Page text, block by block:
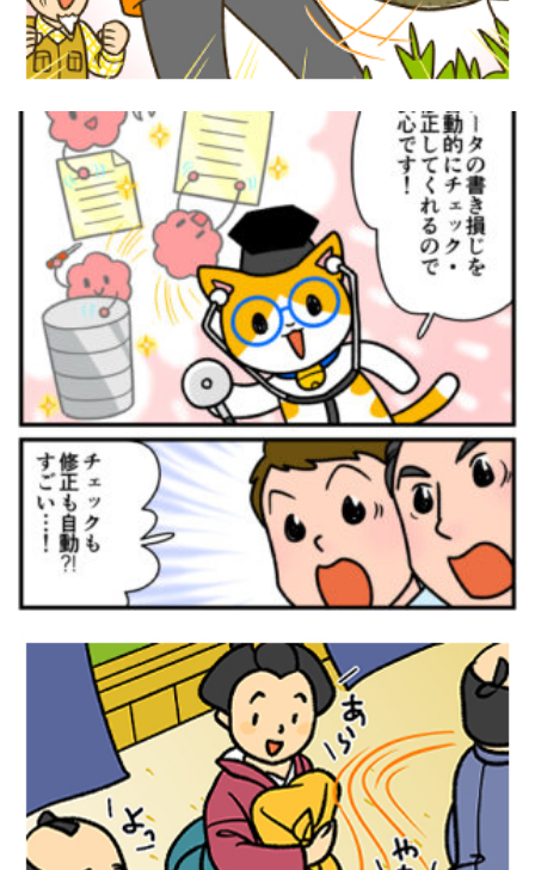
広告漫画 法人向けIT機器カタログ